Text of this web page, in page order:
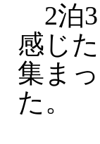
2泊3
感じ
集ま
た。